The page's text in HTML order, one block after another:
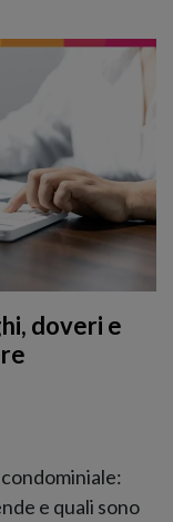
doveri e
e quali sono